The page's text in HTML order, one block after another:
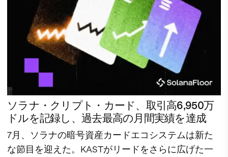
ソラナ・クリプト・カード、取引高6,950万
ドルを記録し、過去最高の月間実績を達成
7月、ソラナの暗号資産カードエコシステムは新た
な節目を迎えた。KASTがリードをさらに広げた一